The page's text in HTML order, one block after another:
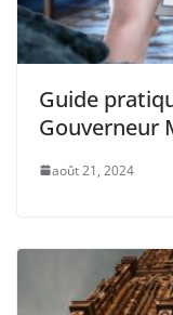
Guide
Gouverneur
août 21, 2024